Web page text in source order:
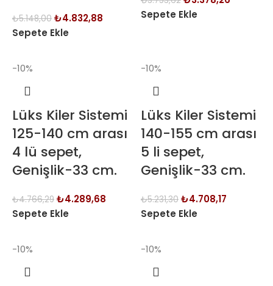
₺5.148,00 ₺4.832,88
Sepete Ekle
Sepete Ekle
-10%
Lüks Kiler Sistemi
125-140 cm arası
4 lü sepet,
Genişlik-33 cm.
₺4.766,29 ₺4.289,68
Sepete Ekle
-10%
Lüks Kiler Sistemi
140-155 cm arası
5 li sepet,
Genişlik-33 cm.
₺5.231,30 ₺4.708,17
Sepete Ekle
-10% -10%